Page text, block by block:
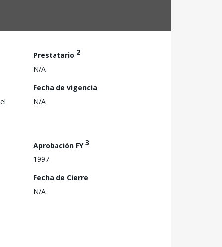
Prestatario 2
N/A
Fecha de vigencia
N/A
Aprobación FY3
1997
Fecha de Cierre
N/A